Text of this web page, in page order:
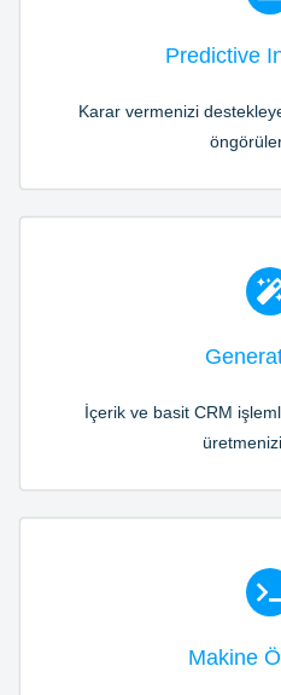
Predictive
Karar vermenizi
İçerik ve basit CRM
Makine